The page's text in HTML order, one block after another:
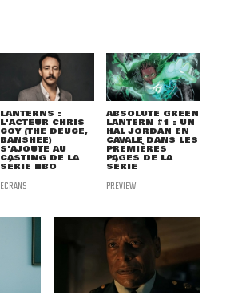
LANTERNS :
L'ACTEUR CHRIS
COY (THE DEUCE,
BANSHEE)
S'AJOUTE AU
CASTING DE LA
SÉRIE HBO
ECRANS
ABSOLUTE GREEN
LANTERN #1 : UN
HAL JORDAN EN
CAVALE DANS LES
PREMIÈRES
PAGES DE LA
SÉRIE
PREVIEW